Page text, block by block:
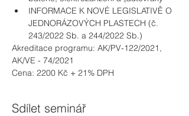
INFORMACE K NOVÉ LEGISLATIVĚ O
JEDNORÁZOVÝCH PLASTECH (č.
243/2022 Sb. a 244/2022 Sb.)
Akreditace programu: AK/PV-122/2021,
AK/VE - 74/2021
Cena: 2200 Kč + 21% DPH
Sdílet seminář